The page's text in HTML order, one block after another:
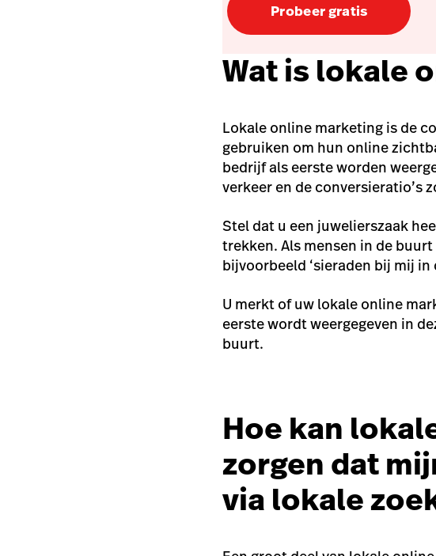
Probeer gratis
Wat is lokale
Lokale online marketing is de
gebruiken om hun online
bedrijf als eerste worden
verkeer en de conversieratio’s
Stel dat u een juwelierszaak
trekken. Als mensen in de
bijvoorbeeld ‘sieraden bij mij in
U merkt of uw lokale online
eerste wordt weergegeven in
buurt.
Hoe kan
zorgen dat
via lokale